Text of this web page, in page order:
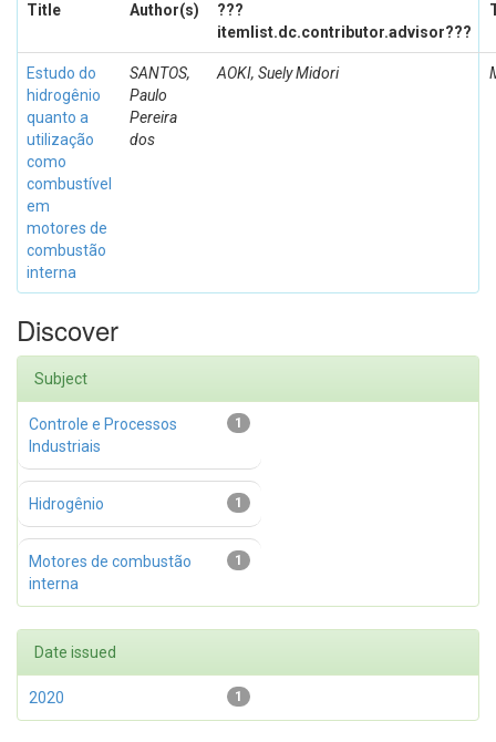
Title Author(s)
???
itemlist.dc.contributor.advisor???
Estudo do
hidrogênio
quanto a
utilização
como
combustível
em
motores de
combustão
interna
SANTOS,
Paulo
Pereira
dos
AOKI, Suely Midori
Discover
Subject
1
Controle e Processos
Industriais
1
Hidrogênio
1
Motores de combustão
interna
Date issued
1
2020